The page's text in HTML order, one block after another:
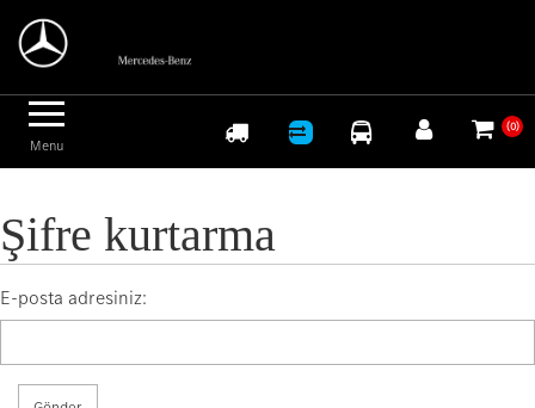
Menu
(0)
Şifre kurtarma
E-posta adresiniz: